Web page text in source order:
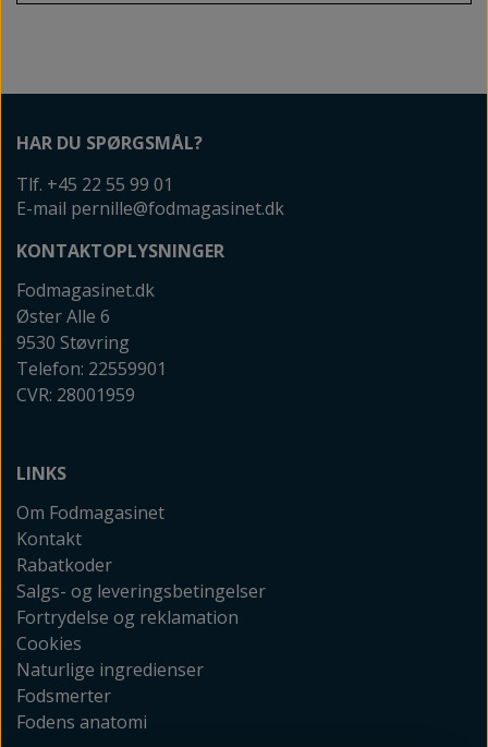
HAR DU SPØRGSMÅL?
Tlf. +45 22 55 99 01
E-mail pernille@fodmagasinet.dk
KONTAKTOPLYSNINGER
Fodmagasinet.dk
Øster Alle 6
9530 Støvring
Telefon: 22559901
CVR: 28001959
LINKS
Om Fodmagasinet
Kontakt
Rabatkoder
Salgs- og leveringsbetingelser
Fortrydelse og reklamation
Cookies
Naturlige ingredienser
Fodsmerter
Fodens anatomi